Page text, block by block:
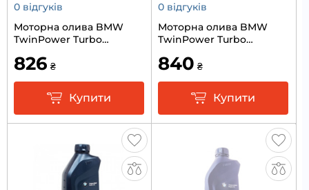
0 відгуків
Моторна олива BMW
TwinPower Turbo
826 ₴
Купити
0 відгуків
Моторна олива BMW
TwinPower Turbo
840 ₴
Купити